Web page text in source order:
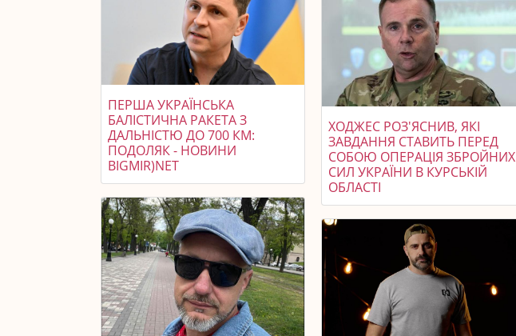
ПЕРША УКРАЇНСЬКА
БАЛІСТИЧНА РАКЕТА З
ДАЛЬНІСТЮ ДО 700 КМ:
ПОДОЛЯК - НОВИНИ
BIGMIR)NET
ХОДЖЕС РОЗ'ЯСНИВ, ЯКІ
ЗАВДАННЯ СТАВИТЬ ПЕРЕД
СОБОЮ ОПЕРАЦІЯ ЗБРОЙНИХ
СИЛ УКРАЇНИ В КУРСЬКІЙ
ОБЛАСТІ